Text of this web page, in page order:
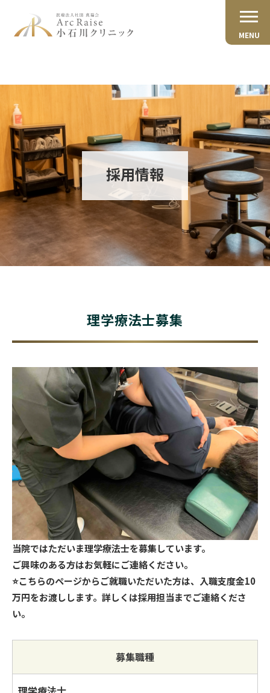
MENU
採用情報
理学療法士募集
当院ではただいま理学療法士を募集しています。
ご興味のある方はお気軽にご連絡ください。
⭐こちらのページからご就職いただいた方は、入職支度金10
万円をお渡しします。詳しくは採用担当までご連絡くださ
い。
募集職種